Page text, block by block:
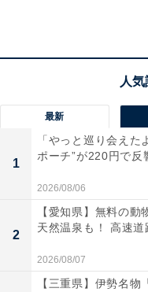
で、足の出し入れのし
くれます。
最新
1
「やっと巡り会えた
ポーチ”が220円で反
2026/08/06
2
【愛知県】無料の
天然温泉も！ 高速道
2026/08/07
【三重県】伊勢名